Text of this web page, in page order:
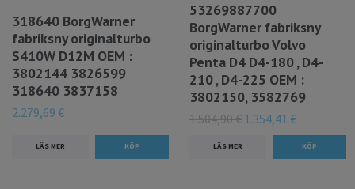
318640 BorgWarner
fabriksny originalturbo
S410W D12M OEM :
3802144 3826599
318640 3837158
2.279,69 €
LÄS MER
53269887700
BorgWarner fabriksny
originalturbo Volvo
Penta D4 D4-180 , D4-
210 , D4-225 OEM :
3802150, 3582769
1.504,90 € 1.354,41 €
LÄS MER